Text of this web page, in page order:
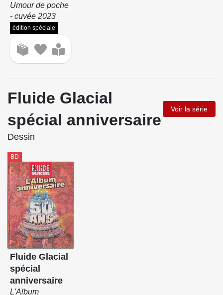
Umour de poche
- cuvée 2023
édition spéciale
Fluide Glacial
spécial anniversaire
Voir la série
Dessin
BD
Fluide Glacial
spécial
anniversaire
L'Album